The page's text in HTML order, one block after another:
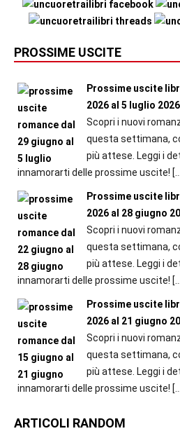
PROSSIME USCITE
Prossime uscite
2026 al 5 luglio 2026
Scopri i nuovi
questa settimana,
più attese. Leggi i
innamorarti delle prossime uscite!
Prossime uscite
2026 al 28 giugno
Scopri i nuovi
questa settimana,
più attese. Leggi i
innamorarti delle prossime uscite!
Prossime uscite
2026 al 21 giugno
Scopri i nuovi
questa settimana,
più attese. Leggi i
innamorarti delle prossime uscite!
ARTICOLI RANDOM